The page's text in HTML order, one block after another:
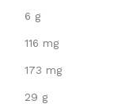
6 g
116 mg
173 mg
29 g